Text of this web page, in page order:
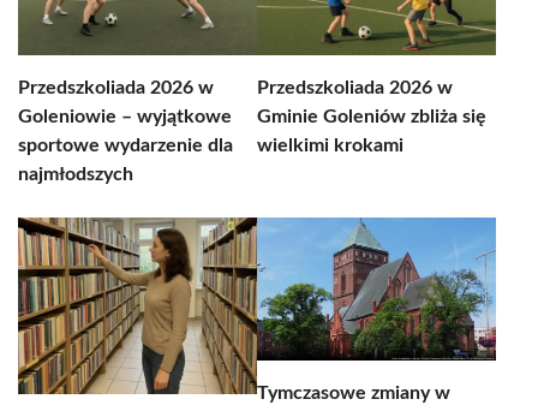
Przedszkoliada 2026 w
Goleniowie – wyjątkowe
sportowe wydarzenie dla
najmłodszych
Przedszkoliada 2026 w
Gminie Goleniów zbliża się
wielkimi krokami
Tymczasowe zmiany w